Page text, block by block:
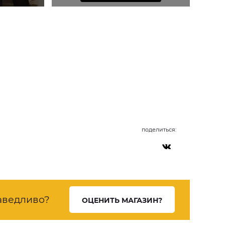
поделиться:
ОЦЕНИТЬ МАГАЗИН?